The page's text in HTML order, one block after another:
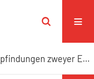
Empfindungen zweyer Ehegatten an ihrer silbernen Hochzeit